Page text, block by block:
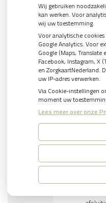
*
van
een
*
van
Wij gebruiken
kan werken. Voor
wij uw toestemming.
Voor analytische
Google Analytics. Voor
Google (Maps, Translate
Facebook, Instagram, X
en ZorgkaartNederland.
uw IP-adres verwerken.
Via Cookie-instellingen
moment uw
Lees meer over onze